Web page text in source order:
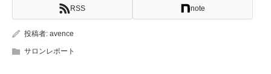
RSS note
投稿者: avence
サロンレポート